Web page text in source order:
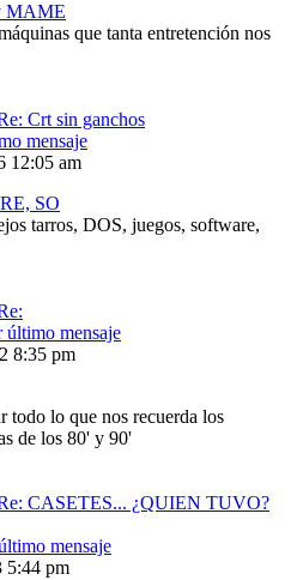
MAME
que tanta entretención nos
Crt sin ganchos
mensaje
12:05 am
SO
tarros, DOS, juegos, software,
último mensaje
8:35 pm
todo lo que nos recuerda los
de los 80' y 90'
CASETES... ¿QUIEN TUVO?
mensaje
5:44 pm